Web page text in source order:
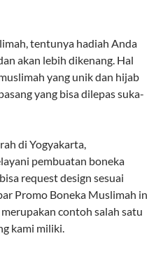
tentunya hadiah Anda
akan lebih dikenang. Hal
yang unik dan hijab
yang bisa dilepas suka-
di Yogyakarta,
pembuatan boneka
request design sesuai
Promo Boneka Muslimah in
contoh salah satu
kami miliki.